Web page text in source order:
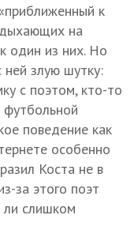
к
на
один из них. Но
ней злую шутку:
с поэтом, кто-то
поведение как
особенно
Коста не в
за этого поэт
ли слишком